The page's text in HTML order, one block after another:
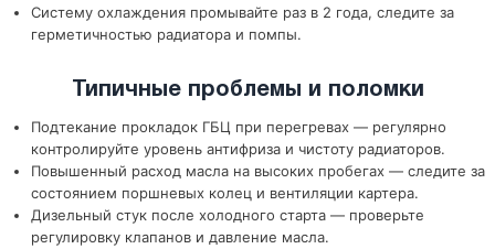
Систему охлаждения промывайте раз в 2 года, следите за
герметичностью радиатора и помпы.
Типичные проблемы и поломки
Подтекание прокладок ГБЦ при перегревах — регулярно
контролируйте уровень антифриза и чистоту радиаторов.
Повышенный расход масла на высоких пробегах — следите за
состоянием поршневых колец и вентиляции картера.
Дизельный стук после холодного старта — проверьте
регулировку клапанов и давление масла.